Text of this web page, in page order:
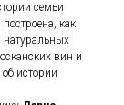
семьи
как
натуральных
вин и
истории